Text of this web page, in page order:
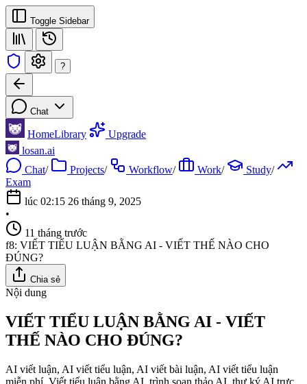
Toggle Sidebar
?
Chat
HomeLibrary
Upgrade
losan.ai
Chat/ Projects/ Workflow/ Work/ Study/
Exam
lúc 02:15 26 tháng 9, 2025
•
11 tháng trước
f8: VIẾT TIỂU LUẬN BẰNG AI - VIẾT THẾ NÀO CHO
ĐÚNG?
Chia sẻ
Nội dung
VIẾT TIỂU LUẬN BẰNG AI - VIẾT
THẾ NÀO CHO ĐÚNG?
AI viết luận, AI viết tiểu luận, AI viết bài luận, AI viết tiểu luận
miễn phí, Viết tiểu luận bằng AI, trình soạn thảo AI, thư ký AI trực